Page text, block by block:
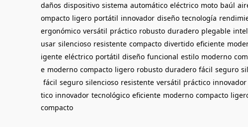
daños dispositivo sistema automático eléctrico moto baúl
ompacto ligero portátil innovador diseño tecnología
ergonómico versátil práctico robusto duradero plegable
usar silencioso resistente compacto divertido eficiente
igente eléctrico portátil diseño funcional estilo moderno
e moderno compacto ligero robusto duradero fácil seguro
fácil seguro silencioso resistente versátil práctico innovador
tico innovador tecnológico eficiente moderno compacto
compacto